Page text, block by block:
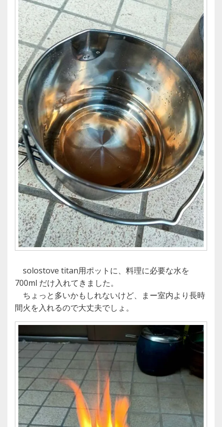
solostove titan用ポットに、料理に必要な水を
700ml だけ入れてきました。
ちょっと多いかもしれないけど、まー室内より長時
間火を入れるので大丈夫でしょ。